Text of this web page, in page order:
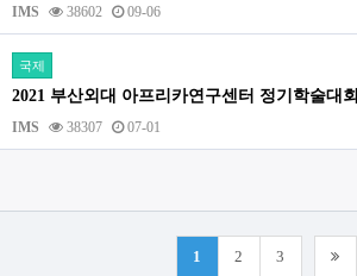
IMS 38602 09-06
국제
2021 부산외대 아프리카연구센터 정기학술대회
IMS 38307 07-01
1 2 3